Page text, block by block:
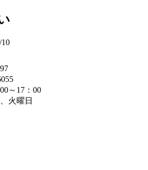
10
～17：00
火曜日